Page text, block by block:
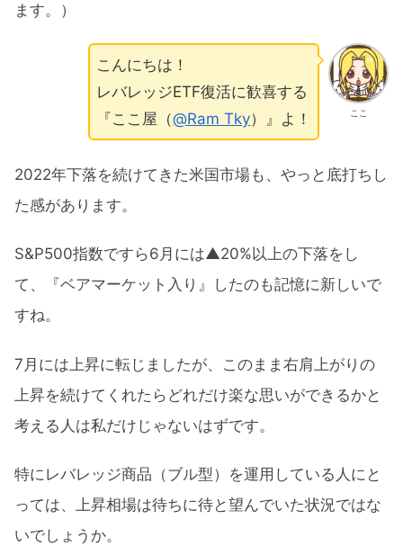
ます。）
ここ
こんにちは！
レバレッジETF復活に歓喜する
『ここ屋（@Ram Tky）』よ！
2022年下落を続けてきた米国市場も、やっと底打ちし
た感があります。
S&P500指数ですら6月には▲20%以上の下落をし
て、『ベアマーケット入り』したのも記憶に新しいで
すね。
7月には上昇に転じましたが、このまま右肩上がりの
上昇を続けてくれたらどれだけ楽な思いができるかと
考える人は私だけじゃないはずです。
特にレバレッジ商品（ブル型）を運用している人にと
っては、上昇相場は待ちに待と望んでいた状況ではな
いでしょうか。